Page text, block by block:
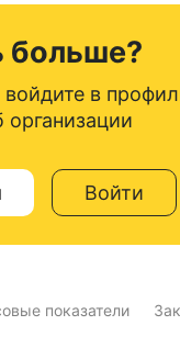
больше?
в
Войти
показатели